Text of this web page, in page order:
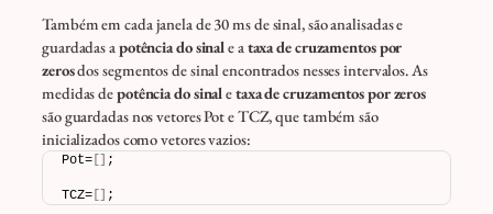
Também em cada janela de 30 ms de sinal, são analisadas e
guardadas apotência do sinale ataxa de cruzamentos por
zerosdos segmentos de sinal encontrados nesses intervalos. As
medidas depotência do sinaletaxa de cruzamentos por zeros
são guardadas nos vetores Pot e TCZ, que também são
inicializados como vetores vazios:
Pot=[] ;
TCZ=[] ;